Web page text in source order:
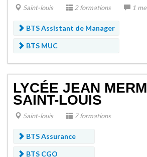
Saint-louis 2 formations 1
BTS Assistant de Manager
BTS MUC
LYCÉE JEAN
SAINT-LOUIS
Saint-louis 7 formations
BTS Assurance
BTS CGO